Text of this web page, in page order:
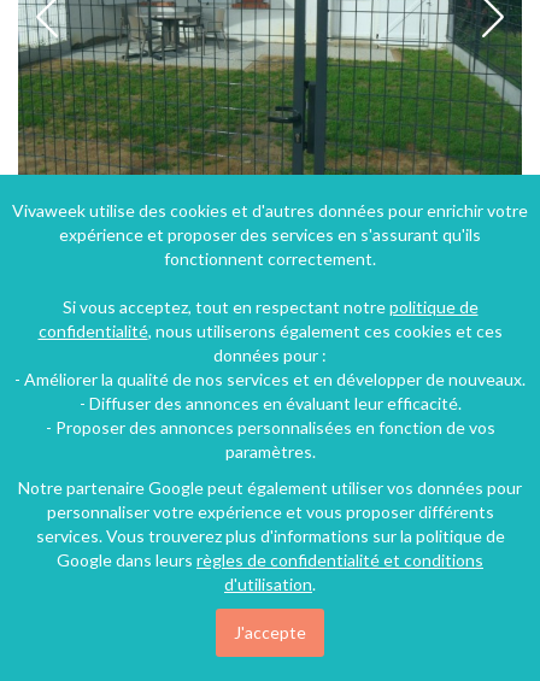
Gîte
2 personnes
48€/nuit
Vivaweek utilise des cookies et d'autres données pour enrichir votre
expérience et proposer des services en s'assurant qu'ils
fonctionnent correctement.
Si vous acceptez, tout en respectant notrepolitique de
confidentialité, nous utiliserons également ces cookies et ces
données pour :
- Améliorer la qualité de nos services et en développer de nouveaux.
- Diffuser des annonces en évaluant leur efficacité.
- Proposer des annonces personnalisées en fonction de vos
paramètres.
Notre partenaire Google peut également utiliser vos données pour
personnaliser votre expérience et vous proposer différents
services. Vous trouverez plus d'informations sur la politique de
Google dans leurs règles de confidentialité et conditions
d'utilisation.
J'accepte